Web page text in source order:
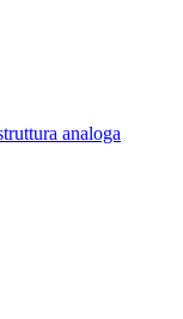
analoga